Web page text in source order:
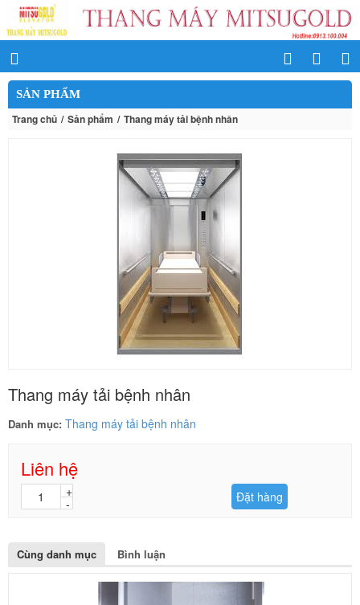
SẢN PHẨM
Trang chủ Sản phẩm Thang máy tải bệnh nhân
Thang máy tải bệnh nhân
Danh mục: Thang máy tải bệnh nhân
Liên hệ
Đặt hàng
Cùng danh mục Bình luận